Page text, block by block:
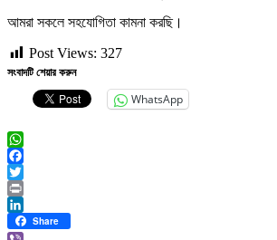
আমরা সকলে সহযোগিতা কামনা করছি।
Post Views: 327
সংবাদটি শেয়ার করুন
WhatsApp
WhatsApp
Facebook
Twitter
Print
LinkedIn
Share